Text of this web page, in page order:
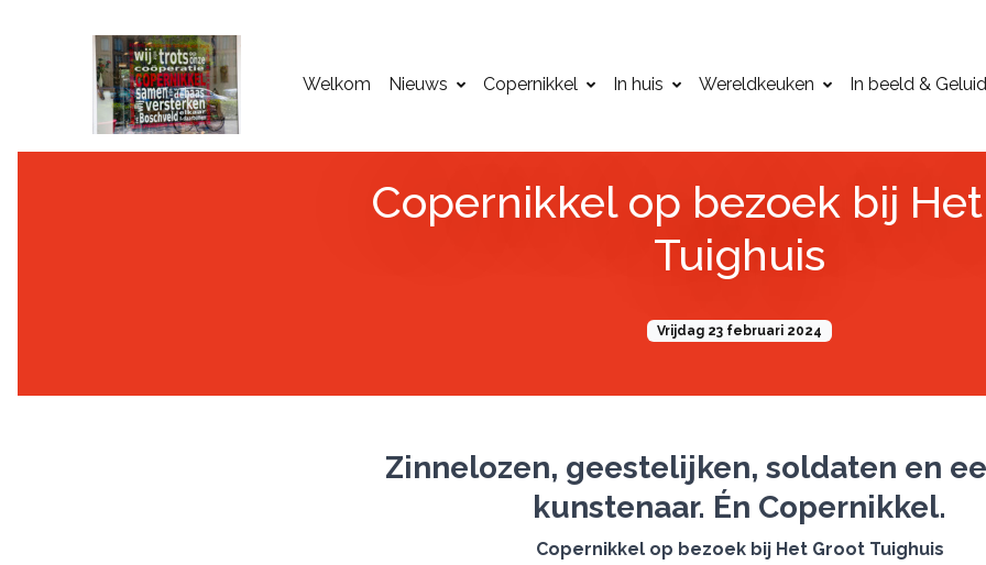
Welkom Nieuws Copernikkel In huis Wereldkeuken In beeld & Geluid
Copernikkel op bezoek bij
Tuighuis
Vrijdag 23 februari 2024
Zinnelozen, geestelijken, soldaten en
kunstenaar. Én Copernikkel.
Copernikkel op bezoek bij Het Groot Tuighuis